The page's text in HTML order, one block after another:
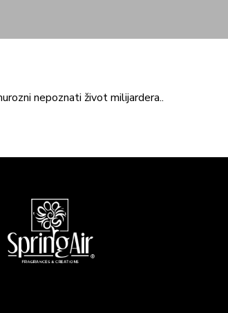
nepoznati život milijardera..